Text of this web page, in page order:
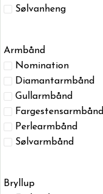
Sølvanheng
Armbånd
Nomination
Diamantarmbånd
Gullarmbånd
Fargestensarmbånd
Perlearmbånd
Sølvarmbånd
Bryllup